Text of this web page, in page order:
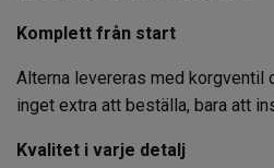
Komplett från start
Alterna levereras med korgventil
inget extra att beställa, bara att
Kvalitet i varje detalj